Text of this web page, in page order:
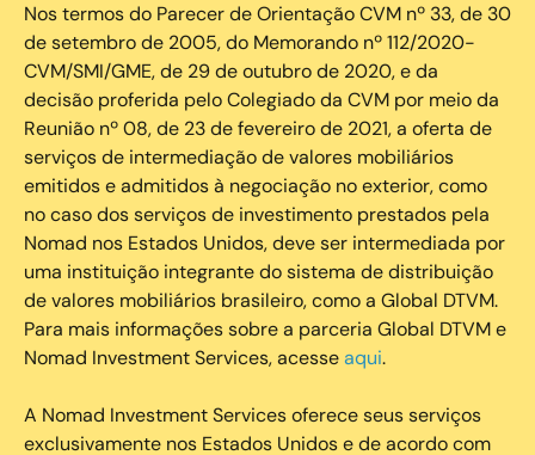
Nos termos do Parecer de Orientação CVM nº 33, de 30
de setembro de 2005, do Memorando nº 112/2020-
CVM/SMI/GME, de 29 de outubro de 2020, e da
decisão proferida pelo Colegiado da CVM por meio da
Reunião nº 08, de 23 de fevereiro de 2021, a oferta de
serviços de intermediação de valores mobiliários
emitidos e admitidos à negociação no exterior, como
no caso dos serviços de investimento prestados pela
Nomad nos Estados Unidos, deve ser intermediada por
uma instituição integrante do sistema de distribuição
de valores mobiliários brasileiro, como a Global DTVM.
Para mais informações sobre a parceria Global DTVM e
Nomad Investment Services, acesseaqui.
A Nomad Investment Services oferece seus serviços
exclusivamente nos Estados Unidos e de acordo com